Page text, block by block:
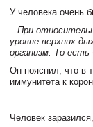
У человека очень
– При
уровне верхних
организм. То есть
Он пояснил, что в
иммунитета к
Человек